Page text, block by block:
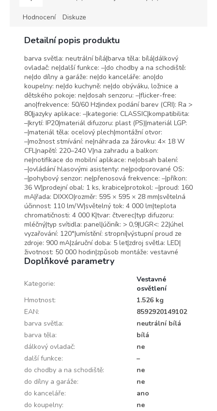
Hodnocení Diskuze
Detailní popis produktu
barva světla: neutrální bílá|barva těla: bílá|dálkový
ovladač: ne|další funkce: –|do chodby a na schodiště:
ne|do dílny a garáže: ne|do kanceláře: ano|do
koupelny: ne|do kuchyně: ne|do obýváku, ložnice a
dětského pokoje: ne|dosah senzoru: –|flicker-free:
ano|frekvence: 50/60 Hz|index podání barev (CRI): Ra >
80|jazyky aplikace: –|kategorie: CLASSIC|kompatibilita:
–|krytí: IP20|materiál difuzoru: plast (PS)|materiál LGP:
–|materiál těla: ocelový plech|montážní otvor:
–|možnost stmívání: ne|náhrada za žárovku: 4× 18 W
CFL|napětí: 220–240 V|na zahradu a balkon:
ne|notifikace do mobilní aplikace: ne|obsah balení:
–|ovládání hlasovými asistenty: ne|podporované OS:
–|pohybový senzor: ne|přenosová frekvence: –|příkon:
36 W|prodejní obal: 1 ks, krabice|protokol: –|proud: 160
mA|řada: DIXXO|rozměr: 595 × 595 × 28 mm|světelná
účinnost: 110 lm/W|světelný tok: 4 000 lm|teplota
chromatičnosti: 4 000 K|tvar: čtverec|typ difuzoru:
mléčný|typ svítidla: panel|účiník: > 0,9|UGR<: 22|úhel
vyzařování: 120°|umístění: stropní|výstupní proud ze
zdroje: 900 mA|záruční doba: 5 let|zdroj světla: LED|
životnost: 50 000 hodin|způsob montáže: vestavné
Doplňkové parametry
Kategorie:
Vestavné
osvětlení
Hmotnost:
1.526 kg
EAN:
8592920149102
barva světla:
neutrální bílá
barva těla:
bílá
dálkový ovladač:
ne
další funkce:
–
do chodby a na schodiště:
ne
do dílny a garáže:
ne
do kanceláře:
ano
do koupelny:
ne